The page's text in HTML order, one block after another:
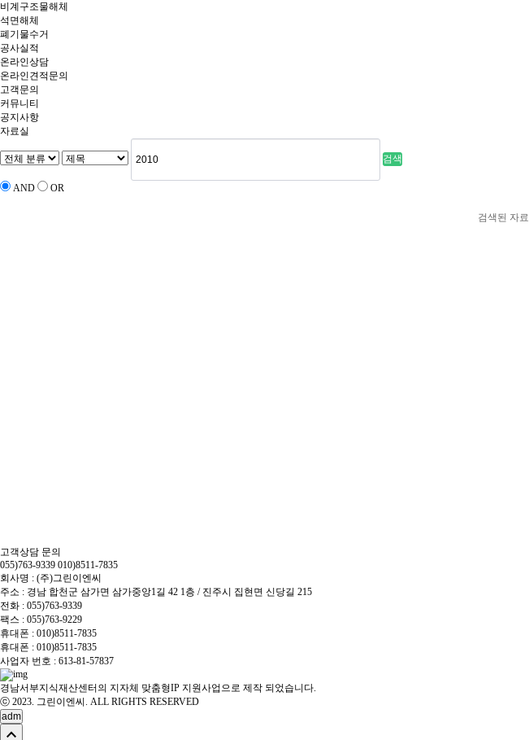
비계구조물해체
석면해체
폐기물수거
공사실적
온라인상담
온라인견적문의
고객문의
커뮤니티
공지사항
자료실
검색
AND OR
검색된 자
고객상담 문의
055)763-9339 010)8511-7835
회사명 : (주)그린이엔씨
주소 : 경남 합천군 삼가면 삼가중앙1길 42 1층 / 진주시 집현면 신당길 215
전화 : 055)763-9339
팩스 : 055)763-9229
휴대폰 : 010)8511-7835
휴대폰 : 010)8511-7835
사업자 번호 : 613-81-57837
경남서부지식재산센터의 지자체 맞춤형IP 지원사업으로 제작 되었습니다.
ⓒ 2023. 그린이엔씨. ALL RIGHTS RESERVED
adm
expand_less